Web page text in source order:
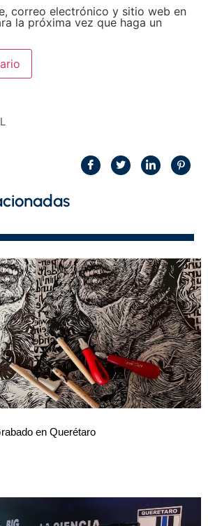
correo electrónico y sitio web en
la próxima vez que haga un
en Querétaro